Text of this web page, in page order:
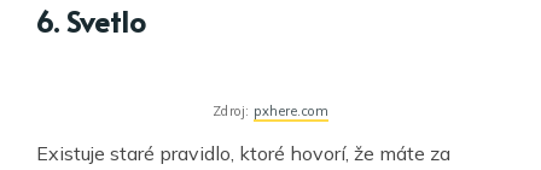
6. Svetlo
Zdroj: pxhere.com
Existuje staré pravidlo, ktoré hovorí, že máte za